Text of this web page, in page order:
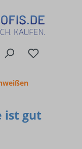
ist gut